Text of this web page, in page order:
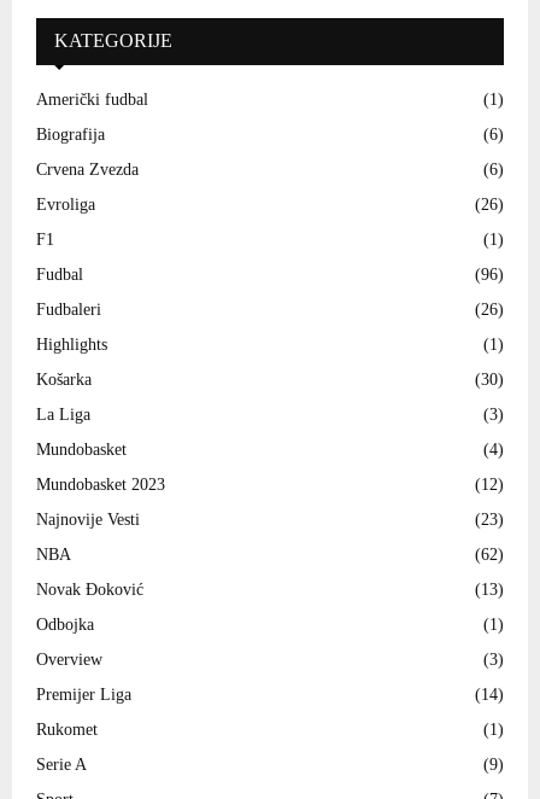
KATEGORIJE
Američki fudbal
(1)
Biografija
(6)
Crvena Zvezda
(6)
Evroliga
(26)
F1
(1)
Fudbal
(96)
Fudbaleri
(26)
Highlights
(1)
Košarka
(30)
La Liga
(3)
Mundobasket
(4)
Mundobasket 2023
(12)
Najnovije Vesti
(23)
NBA
(62)
Novak Đoković
(13)
Odbojka
(1)
Overview
(3)
Premijer Liga
(14)
Rukomet
(1)
Serie A
(9)